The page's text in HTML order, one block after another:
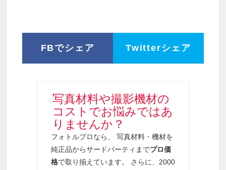
FBでシェア Twitterシェア
写真材料や撮影機材の
コストでお悩みではあ
りませんか？
フォトルプロなら、 写真材料・機材を
純正品からサードパーティまでプロ価
格で取り揃えています。 さらに、2000